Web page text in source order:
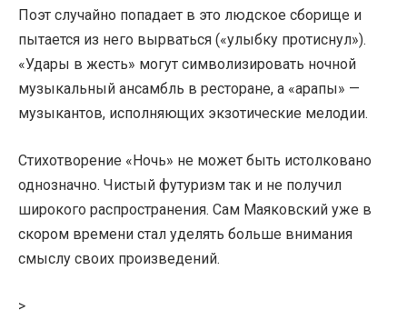
Поэт случайно попадает в это людское сборище и
пытается из него вырваться («улыбку протиснул»).
«Удары в жесть» могут символизировать ночной
музыкальный ансамбль в ресторане, а «арапы» —
музыкантов, исполняющих экзотические мелодии.
Стихотворение «Ночь» не может быть истолковано
однозначно. Чистый футуризм так и не получил
широкого распространения. Сам Маяковский уже в
скором времени стал уделять больше внимания
смыслу своих произведений.
>